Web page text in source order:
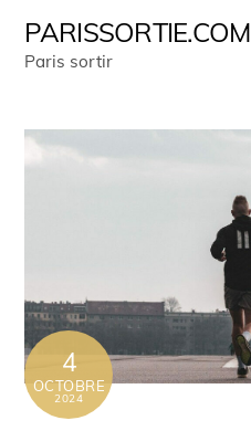
PARISSORTIE.COM
Paris sortir
4
OCTOBRE
2024